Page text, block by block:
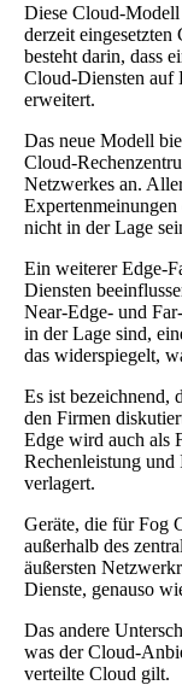
Diese Cloud-Modell
derzeit
besteht darin, dass
Cloud-Diensten auf
erweitert.
Das neue Modell
Cloud-
Netzwerkes an.
Expertenmeinungen
nicht in der Lage
Ein weiterer Edge-
Diensten
Near-Edge- und
in der Lage sind,
das widerspiegelt,
Es ist bezeichnend,
den Firmen
Edge wird auch als
Rechenleistung
verlagert.
Geräte, die für Fog
außerhalb des
äußersten
Dienste, genauso
Das andere
was der Cloud-
verteilte Cloud gilt.